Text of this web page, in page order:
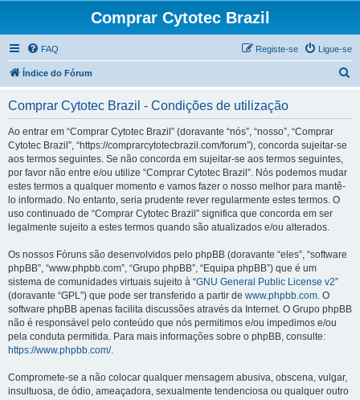
Comprar Cytotec Brazil
FAQ Ligue-se
Registe-se
Índice do Fórum
Comprar Cytotec Brazil - Condições de utilização
Ao entrar em “Comprar Cytotec Brazil” (doravante “nós”, “nosso”, “Comprar
Cytotec Brazil”, “https://comprarcytotecbrazil.com/forum”), concorda sujeitar-se
aos termos seguintes. Se não concorda em sujeitar-se aos termos seguintes,
por favor não entre e/ou utilize “Comprar Cytotec Brazil”. Nós podemos mudar
estes termos a qualquer momento e vamos fazer o nosso melhor para mantê-
lo informado. No entanto, seria prudente rever regularmente estes termos. O
uso continuado de “Comprar Cytotec Brazil” significa que concorda em ser
legalmente sujeito a estes termos quando são atualizados e/ou alterados.
Os nossos Fóruns são desenvolvidos pelo phpBB (doravante “eles”, “software
phpBB”, “www.phpbb.com”, “Grupo phpBB”, “Equipa phpBB”) que é um
sistema de comunidades virtuais sujeito à “GNU General Public License v2”
(doravante “GPL”) que pode ser transferido a partir de www.phpbb.com. O
software phpBB apenas facilita discussões através da Internet. O Grupo phpBB
não é responsável pelo conteúdo que nós permitimos e/ou impedimos e/ou
pela conduta permitida. Para mais informações sobre o phpBB, consulte:
https://www.phpbb.com/.
Compromete-se a não colocar qualquer mensagem abusiva, obscena, vulgar,
insultuosa, de ódio, ameaçadora, sexualmente tendenciosa ou qualquer outro